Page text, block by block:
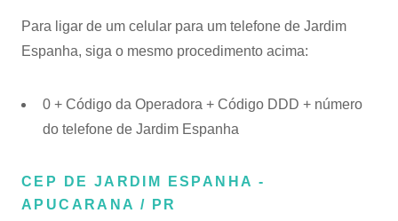
Para ligar de um celular para um telefone de Jardim
Espanha, siga o mesmo procedimento acima:
0 + Código da Operadora + Código DDD + número
do telefone de Jardim Espanha
CEP DE JARDIM ESPANHA -
APUCARANA / PR